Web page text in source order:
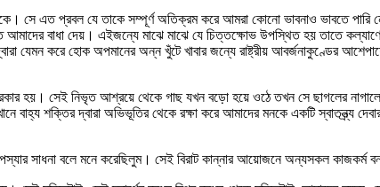
সে এত প্রবল যে তাকে সম্পূর্ণ অতিক্রম করে আমরা কোনো ভাবনাও ভাবতে পারি
আমাদের বাধা দেয়। এইজন্যে মাঝে মাঝে যে চিত্তক্ষোভ উপস্থিত হয় তাতে
যেমন করে হোক অপমানের অন্ন খুঁটে খাবার জন্যে রাষ্ট্রীয় আবর্জনাকুণ্ডের
হয়। সেই নিভৃত আশ্রয়ে থেকে গাছ যখন বড়ো হয়ে ওঠে তখন সে ছাগলের
শক্তির দ্বারা অভিভূতির থেকে রক্ষা করে আমাদের মনকে একটি স্বাতন্ত্র্য
সাধনা বলে মনে করেছিলুম। সেই বিরাট কান্নার আয়োজনে অন্যসকল